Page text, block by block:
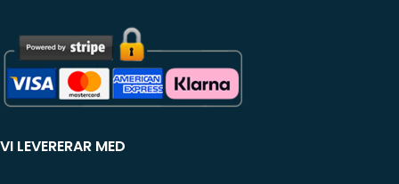
VI LEVERERAR MED